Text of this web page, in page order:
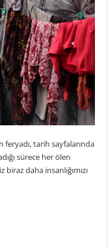
feryadı, tarih sayfalarında
sürece her ölen
daha insanlığımızı